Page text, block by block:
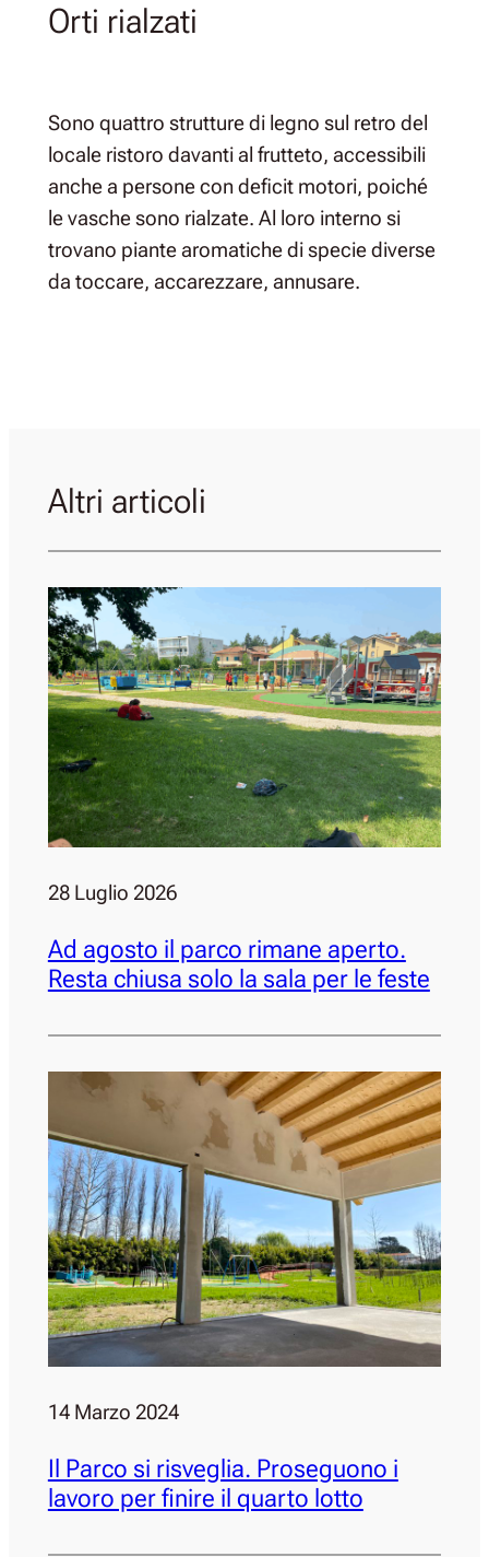
Orti rialzati
Sono quattro strutture di legno sul retro del
locale ristoro davanti al frutteto, accessibili
anche a persone con deficit motori, poiché
le vasche sono rialzate. Al loro interno si
trovano piante aromatiche di specie diverse
da toccare, accarezzare, annusare.
Altri articoli
28 Luglio 2026
Ad agosto il parco rimane aperto.
Resta chiusa solo la sala per le feste
14 Marzo 2024
Il Parco si risveglia. Proseguono i
lavoro per finire il quarto lotto